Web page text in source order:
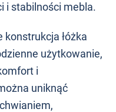
i stabilności mebla.
konstrukcja łóżka
użytkowanie,
i
uniknąć